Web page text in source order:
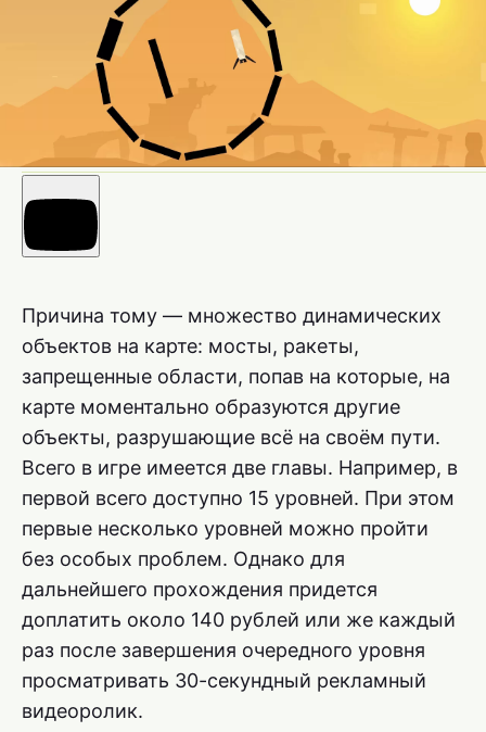
Причина тому — множество динамических
объектов на карте: мосты, ракеты,
запрещенные области, попав на которые, на
карте моментально образуются другие
объекты, разрушающие всё на своём пути.
Всего в игре имеется две главы. Например, в
первой всего доступно 15 уровней. При этом
первые несколько уровней можно пройти
без особых проблем. Однако для
дальнейшего прохождения придется
доплатить около 140 рублей или же каждый
раз после завершения очередного уровня
просматривать 30-секундный рекламный
видеоролик.